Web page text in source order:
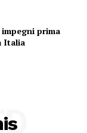
prima
Italia